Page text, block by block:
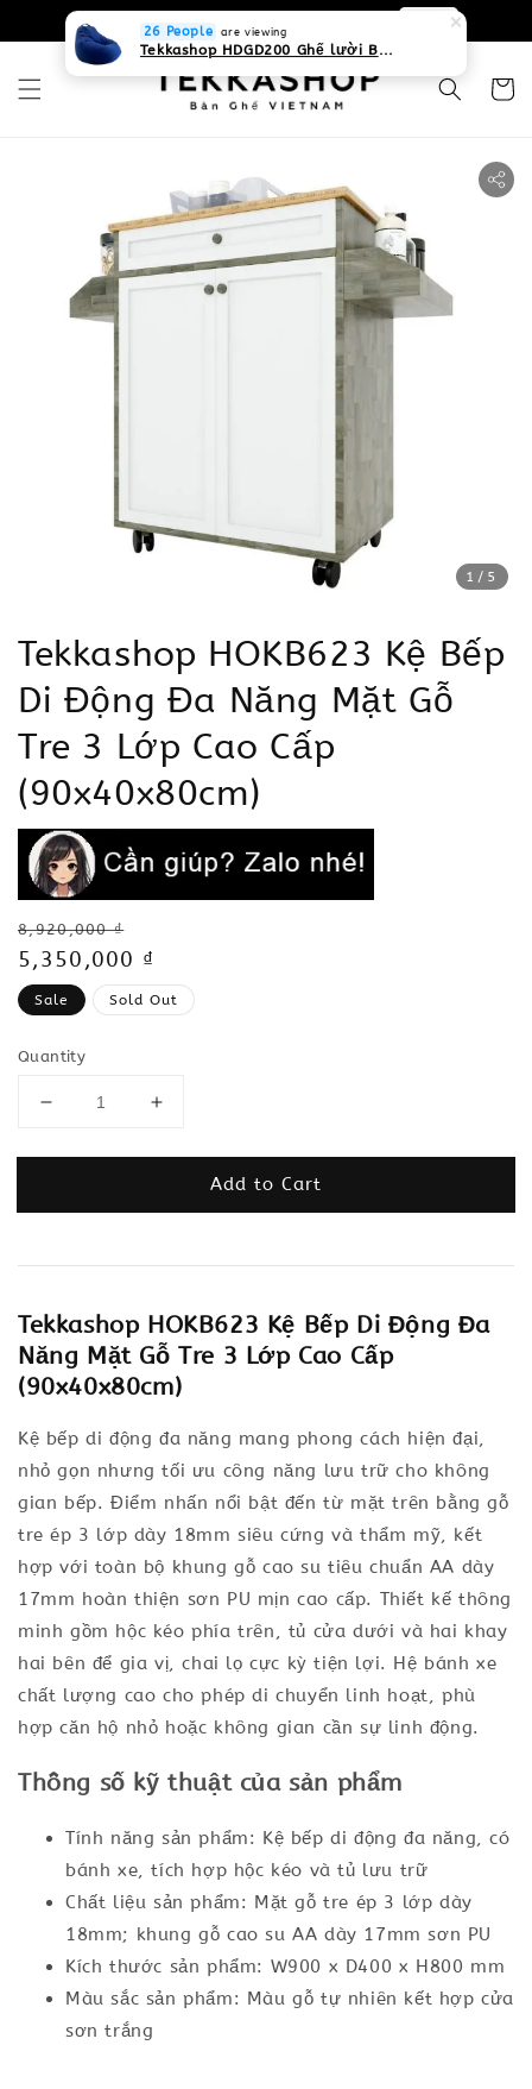
0931268840 Liên hệ với chúng tôi
1 /5
Tekkashop HOKB623 Kệ Bếp
Di Động Đa Năng Mặt Gỗ
Tre 3 Lớp Cao Cấp
(90x40x80cm)
Regular
price
8,920,000 ₫
Sale
price
5,350,000 ₫
Sale Sold Out
Quantity
Add to Cart
Tekkashop HOKB623 Kệ Bếp Di Động Đa
Năng Mặt Gỗ Tre 3 Lớp Cao Cấp
(90x40x80cm)
Kệ bếp di động đa năng mang phong cách hiện đại,
nhỏ gọn nhưng tối ưu công năng lưu trữ cho không
gian bếp. Điểm nhấn nổi bật đến từ mặt trên bằng gỗ
tre ép 3 lớp dày 18mm siêu cứng và thẩm mỹ, kết
hợp với toàn bộ khung gỗ cao su tiêu chuẩn AA dày
17mm hoàn thiện sơn PU mịn cao cấp. Thiết kế thông
minh gồm hộc kéo phía trên, tủ cửa dưới và hai khay
hai bên để gia vị, chai lọ cực kỳ tiện lợi. Hệ bánh xe
chất lượng cao cho phép di chuyển linh hoạt, phù
hợp căn hộ nhỏ hoặc không gian cần sự linh động.
Thông số kỹ thuật của sản phẩm
Tính năng sản phẩm: Kệ bếp di động đa năng, có
bánh xe, tích hợp hộc kéo và tủ lưu trữ
Chất liệu sản phẩm: Mặt gỗ tre ép 3 lớp dày
18mm; khung gỗ cao su AA dày 17mm sơn PU
Kích thước sản phẩm: W900 x D400 x H800 mm
Màu sắc sản phẩm: Màu gỗ tự nhiên kết hợp cửa
sơn trắng
26 People are viewing
Tekkashop HDGD200 Ghế lười Beanbag form truyền thống, chất liệu Olefin canvas kháng nước, màu xanh biển, có thể sử dụng trong nhà và cả ngoài trời, có quai xách